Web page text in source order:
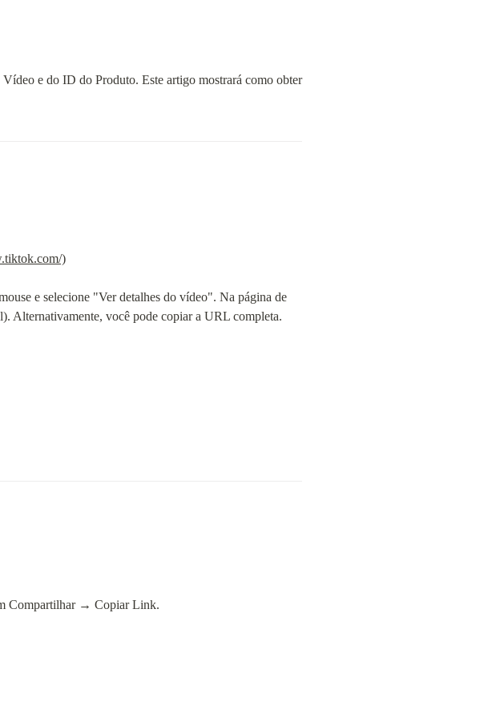
e do ID do Produto. Este artigo mostrará como obter
)
e selecione "Ver detalhes do vídeo". Na página de
Alternativamente, você pode copiar a URL completa.
Compartilhar → Copiar Link.